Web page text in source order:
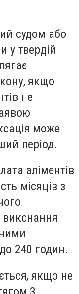
судом або
у твердій
якщо
не
може
період.
аліментів
місяців з
240 годин.
якщо не